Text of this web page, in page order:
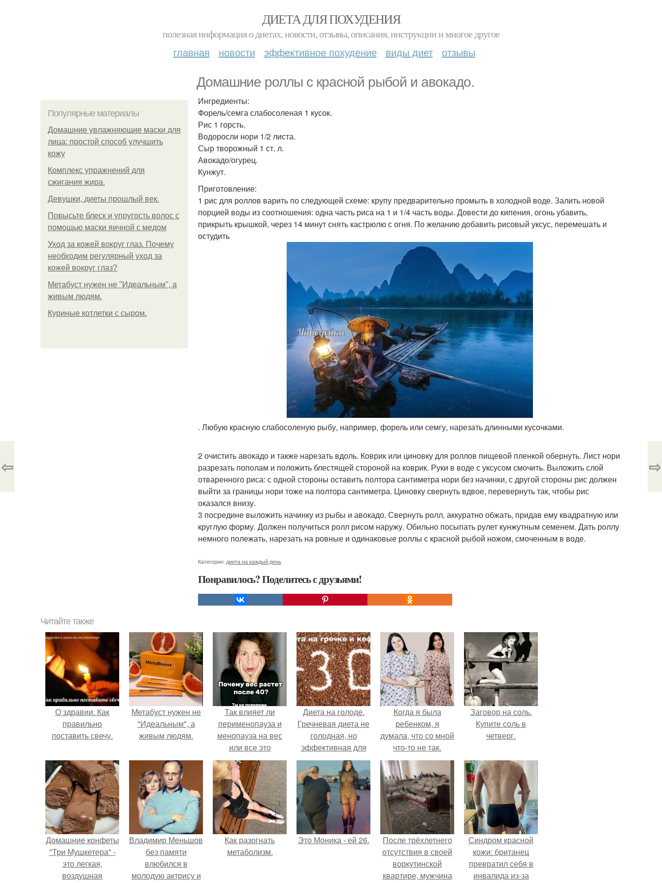
ДИЕТА ДЛЯ ПОХУДЕНИЯ
полезная информация о диетах, новости, отзывы, описания, инструкции и многое другое
главная новости эффективное похудение виды диет отзывы
Домашние роллы с красной рыбой и авокадо.
Популярные материалы
Домашние увлажняющие маски для
лица: простой способ улучшить
кожу
Комплекс упражнений для
сжигания жира.
Девушки, диеты прошлый век.
Повысьте блеск и упругость волос с
помощью маски яичной с медом
Уход за кожей вокруг глаз. Почему
необходим регулярный уход за
кожей вокруг глаз?
Метабуст нужен не "Идеальным", а
живым людям.
Куриные котлетки с сыром.
Ингредиенты:
Форель/семга слабосоленая 1 кусок.
Рис 1 горсть.
Водоросли нори 1/2 листа.
Сыр творожный 1 ст. л.
Авокадо/огурец.
Кунжут.
Приготовление:
1 рис для роллов варить по следующей схеме: крупу предварительно промыть в холодной воде. Залить новой
порцией воды из соотношения: одна часть риса на 1 и 1/4 часть воды. Довести до кипения, огонь убавить,
прикрыть крышкой, через 14 минут снять кастрюлю с огня. По желанию добавить рисовый уксус, перемешать и
остудить
. Любую красную слабосоленую рыбу, например, форель или семгу, нарезать длинными кусочками.
2 очистить авокадо и также нарезать вдоль. Коврик или циновку для роллов пищевой пленкой обернуть. Лист нори
разрезать пополам и положить блестящей стороной на коврик. Руки в воде с уксусом смочить. Выложить слой
отваренного риса: с одной стороны оставить полтора сантиметра нори без начинки, с другой стороны рис должен
выйти за границы нори тоже на полтора сантиметра. Циновку свернуть вдвое, перевернуть так, чтобы рис
оказался внизу.
3 посредине выложить начинку из рыбы и авокадо. Свернуть ролл, аккуратно обжать, придав ему квадратную или
круглую форму. Должен получиться ролл рисом наружу. Обильно посыпать рулет кунжутным семенем. Дать роллу
немного полежать, нарезать на ровные и одинаковые роллы с красной рыбой ножом, смоченным в воде.
Категории: диета на каждый день
Понравилось? Поделитесь с друзьями!
⇦ ⇨
Читайте также
О здравии. Как
правильно
поставить свечу.
Метабуст нужен не
"Идеальным", а
живым людям.
Так влияет ли
перименопауза и
менопауза на вес
или все это
ерунда?
Диета на голоде.
Гречневая диета не
голодная, но
эффективная для
похудения,
продолжительность
диеты 7-14 дней.
Когда я была
ребенком, я
думала, что со мной
что-то не так.
Заговор на соль.
Купите соль в
четверг.
Домашние конфеты
"Три Мушкетера" -
это легкая,
воздушная
Владимир Меньшов
без памяти
влюбился в
молодую актрису и
Как разогнать
метаболизм.
Это Моника - ей 26.
После трёхлетнего
отсутствия в своей
воркутинской
квартире, мужчина
Синдром красной
кожи: британец
превратил себя в
инвалида из-за